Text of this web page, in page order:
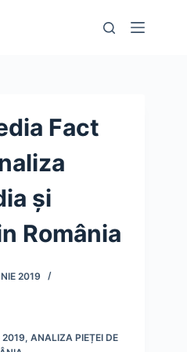
Fact
și
România
2019
ANALIZA PIEȚEI DE